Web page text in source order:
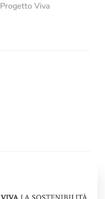
Progetto Viva